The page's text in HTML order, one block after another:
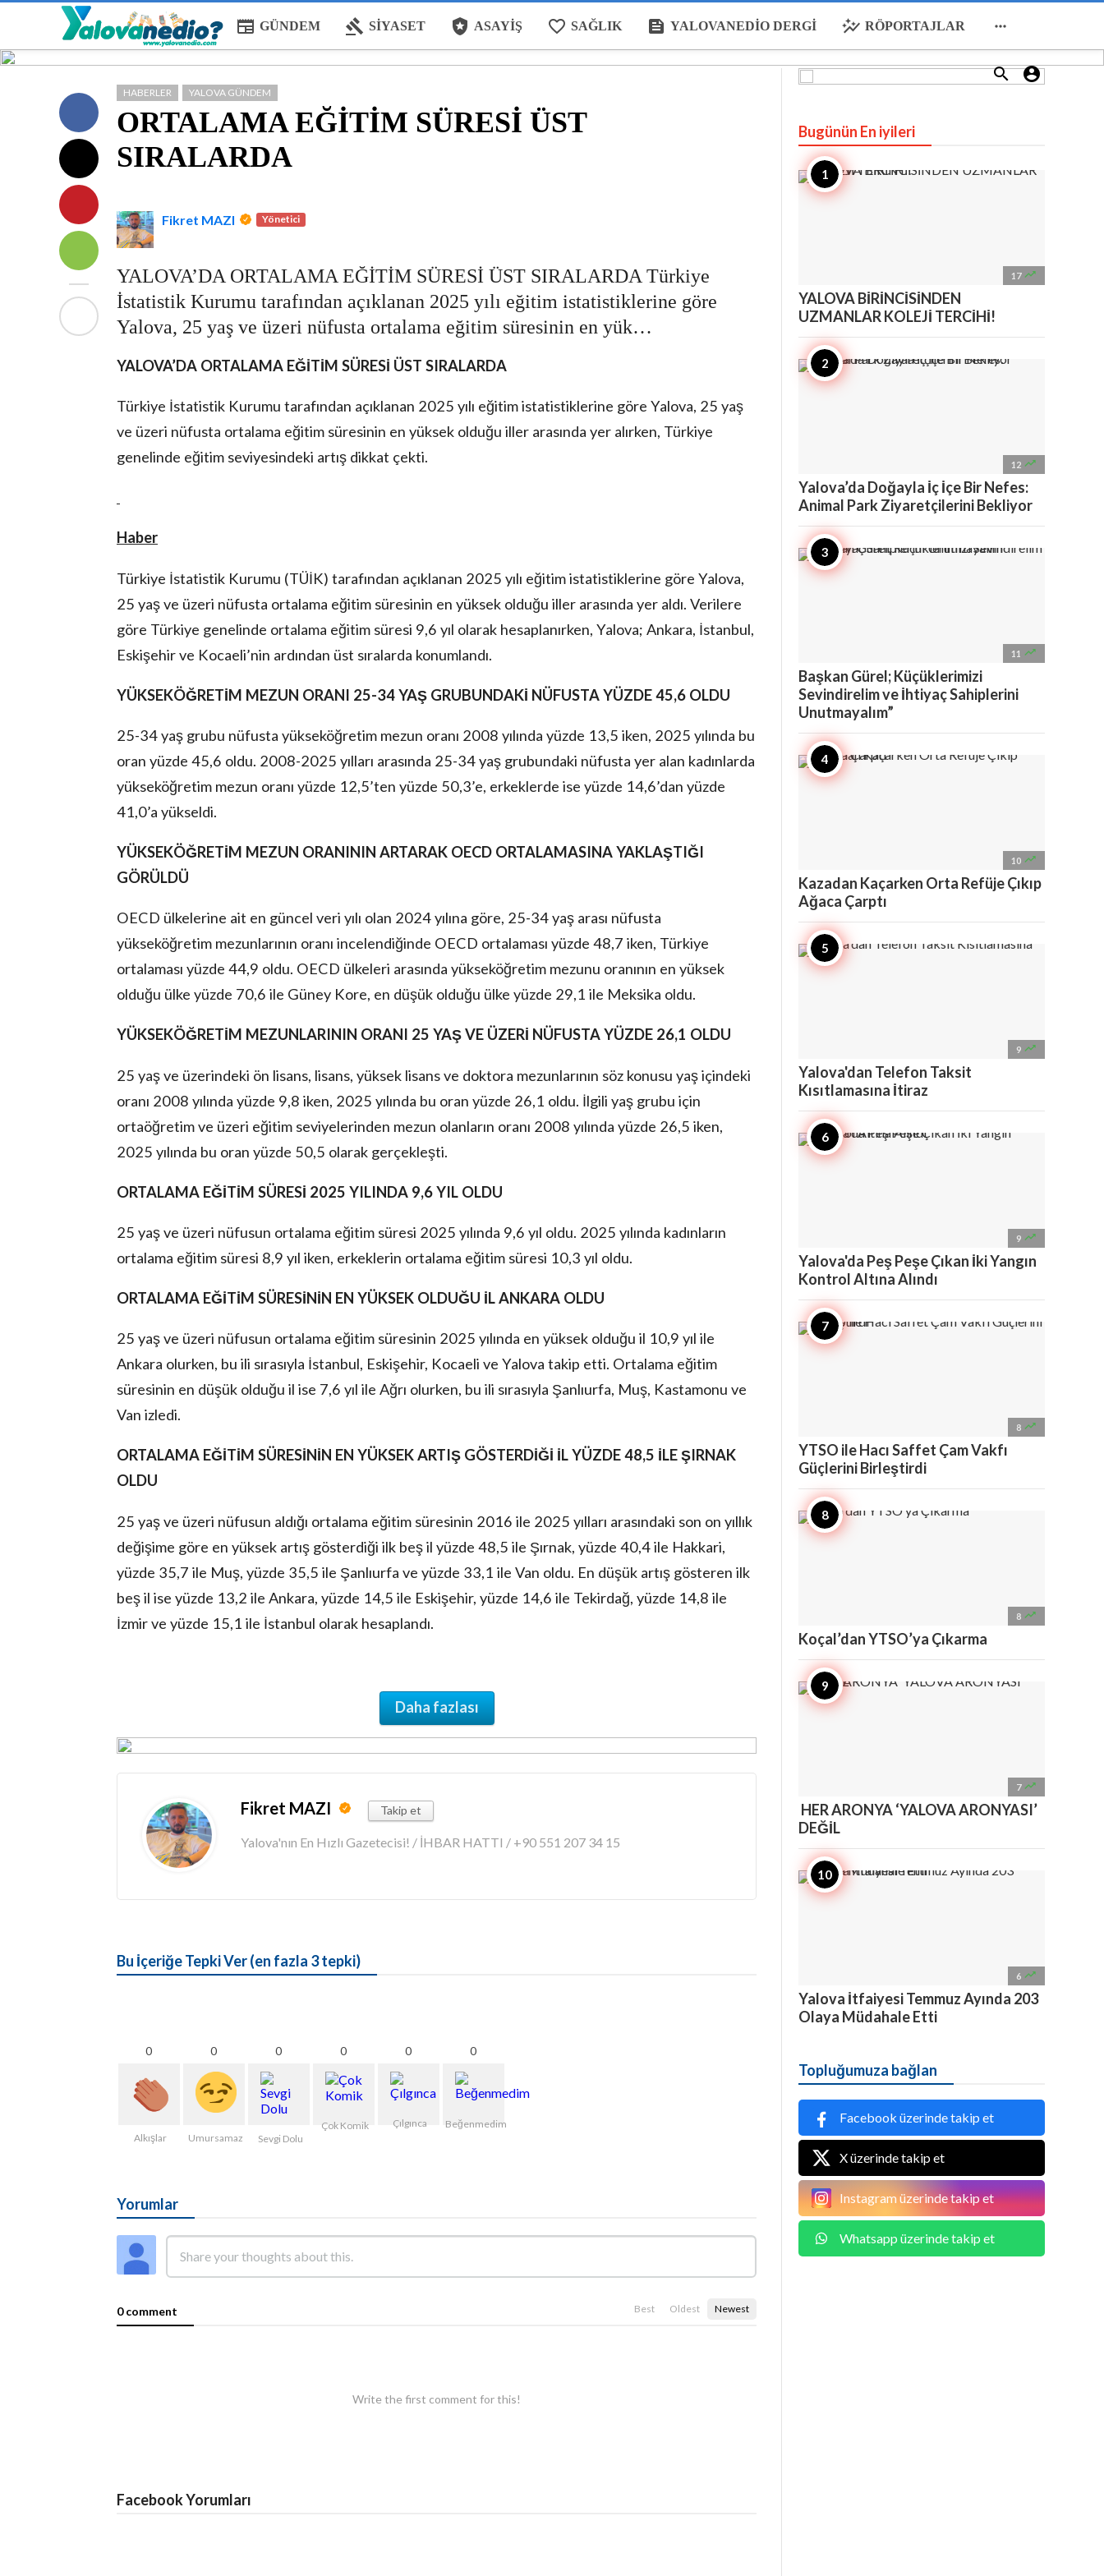
newspaper GÜNDEM gavel SIYASET local_police ASAYIŞ favorite_border SAĞLIK feed YALOVANEDIO DERGI auto_graph RÖPORTAJLAR 
 
HABERLER YALOVA GÜNDEM
ORTALAMA EĞİTİM SÜRESİ ÜST
SIRALARDA
Fikret MAZI Yönetici
YALOVA’DA ORTALAMA EĞİTİM SÜRESİ ÜST SIRALARDA Türkiye
İstatistik Kurumu tarafından açıklanan 2025 yılı eğitim istatistiklerine göre
Yalova, 25 yaş ve üzeri nüfusta ortalama eğitim süresinin en yük…
YALOVA’DA ORTALAMA EĞİTİM SÜRESİ ÜST SIRALARDA
Türkiye İstatistik Kurumu tarafından açıklanan 2025 yılı eğitim istatistiklerine göre Yalova, 25 yaş
ve üzeri nüfusta ortalama eğitim süresinin en yüksek olduğu iller arasında yer alırken, Türkiye
genelinde eğitim seviyesindeki artış dikkat çekti.
Haber
Türkiye İstatistik Kurumu (TÜİK) tarafından açıklanan 2025 yılı eğitim istatistiklerine göre Yalova,
25 yaş ve üzeri nüfusta ortalama eğitim süresinin en yüksek olduğu iller arasında yer aldı. Verilere
göre Türkiye genelinde ortalama eğitim süresi 9,6 yıl olarak hesaplanırken, Yalova; Ankara, İstanbul,
Eskişehir ve Kocaeli’nin ardından üst sıralarda konumlandı.
YÜKSEKÖĞRETİM MEZUN ORANI 25-34 YAŞ GRUBUNDAKİ NÜFUSTA YÜZDE 45,6 OLDU
25-34 yaş grubu nüfusta yükseköğretim mezun oranı 2008 yılında yüzde 13,5 iken, 2025 yılında bu
oran yüzde 45,6 oldu. 2008-2025 yılları arasında 25-34 yaş grubundaki nüfusta yer alan kadınlarda
yükseköğretim mezun oranı yüzde 12,5’ten yüzde 50,3’e, erkeklerde ise yüzde 14,6’dan yüzde
41,0’a yükseldi.
YÜKSEKÖĞRETİM MEZUN ORANININ ARTARAK OECD ORTALAMASINA YAKLAŞTIĞI
GÖRÜLDÜ
OECD ülkelerine ait en güncel veri yılı olan 2024 yılına göre, 25-34 yaş arası nüfusta
yükseköğretim mezunlarının oranı incelendiğinde OECD ortalaması yüzde 48,7 iken, Türkiye
ortalaması yüzde 44,9 oldu. OECD ülkeleri arasında yükseköğretim mezunu oranının en yüksek
olduğu ülke yüzde 70,6 ile Güney Kore, en düşük olduğu ülke yüzde 29,1 ile Meksika oldu.
YÜKSEKÖĞRETİM MEZUNLARININ ORANI 25 YAŞ VE ÜZERİ NÜFUSTA YÜZDE 26,1 OLDU
25 yaş ve üzerindeki ön lisans, lisans, yüksek lisans ve doktora mezunlarının söz konusu yaş içindeki
oranı 2008 yılında yüzde 9,8 iken, 2025 yılında bu oran yüzde 26,1 oldu. İlgili yaş grubu için
ortaöğretim ve üzeri eğitim seviyelerinden mezun olanların oranı 2008 yılında yüzde 26,5 iken,
2025 yılında bu oran yüzde 50,5 olarak gerçekleşti.
ORTALAMA EĞİTİM SÜRESİ 2025 YILINDA 9,6 YIL OLDU
25 yaş ve üzeri nüfusun ortalama eğitim süresi 2025 yılında 9,6 yıl oldu. 2025 yılında kadınların
ortalama eğitim süresi 8,9 yıl iken, erkeklerin ortalama eğitim süresi 10,3 yıl oldu.
ORTALAMA EĞİTİM SÜRESİNİN EN YÜKSEK OLDUĞU İL ANKARA OLDU
25 yaş ve üzeri nüfusun ortalama eğitim süresinin 2025 yılında en yüksek olduğu il 10,9 yıl ile
Ankara olurken, bu ili sırasıyla İstanbul, Eskişehir, Kocaeli ve Yalova takip etti. Ortalama eğitim
süresinin en düşük olduğu il ise 7,6 yıl ile Ağrı olurken, bu ili sırasıyla Şanlıurfa, Muş, Kastamonu ve
Van izledi.
ORTALAMA EĞİTİM SÜRESİNİN EN YÜKSEKARTIŞ GÖSTERDİĞİ İL YÜZDE 48,5 İLE ŞIRNAK
OLDU
25 yaş ve üzeri nüfusun aldığı ortalama eğitim süresinin 2016 ile 2025 yılları arasındaki son on yıllık
değişime göre en yüksek artış gösterdiği ilk beş il yüzde 48,5 ile Şırnak, yüzde 40,4 ile Hakkari,
yüzde 35,7 ile Muş, yüzde 35,5 ile Şanlıurfa ve yüzde 33,1 ile Van oldu. En düşük artış gösteren ilk
beş il ise yüzde 13,2 ile Ankara, yüzde 14,5 ile Eskişehir, yüzde 14,6 ile Tekirdağ, yüzde 14,8 ile
İzmir ve yüzde 15,1 ile İstanbul olarak hesaplandı.
Daha fazlası
Fikret MAZI Takip et
Yalova'nın En Hızlı Gazetecisi! / İHBAR HATTI / +90 551 207 34 15
Bu İçeriğe Tepki Ver (en fazla 3 tepki)
0
Alkışlar
0
Umursamaz
0
Sevgi Dolu
0
Çok Komik
0
Çılgınca
0
Beğenmedim
Yorumlar
0 comment Best Oldest Newest
Write the first comment for this!
Facebook Yorumları
Bugünün En iyileri
17 
YALOVA BİRİNCİSİNDEN
UZMANLAR KOLEJİ TERCİHİ!
12 
Yalova’da Doğayla İç İçe Bir Nefes:
Animal Park Ziyaretçilerini Bekliyor
11 
Başkan Gürel; Küçüklerimizi
Sevindirelim ve İhtiyaç Sahiplerini
Unutmayalım”
10 
Kazadan Kaçarken Orta Refüje Çıkıp
Ağaca Çarptı
9 
Yalova'dan Telefon Taksit
Kısıtlamasına İtiraz
9 
Yalova'da Peş Peşe Çıkan İki Yangın
Kontrol Altına Alındı
8 
YTSO ile Hacı Saffet Çam Vakfı
Güçlerini Birleştirdi
8 
Koçal’dan YTSO’ya Çıkarma
7 
HER ARONYA ‘YALOVA ARONYASI’
DEĞİL
6 
Yalova İtfaiyesi Temmuz Ayında 203
Olaya Müdahale Etti
Topluğumuza bağlan
Facebook üzerinde takip et
X üzerinde takip et
Instagram üzerinde takip et
Whatsapp üzerinde takip et